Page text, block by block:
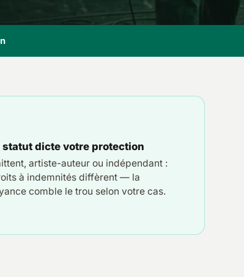
statut dicte votre protection
artiste-auteur ou indépendant :
à indemnités diffèrent — la
comble le trou selon votre cas.